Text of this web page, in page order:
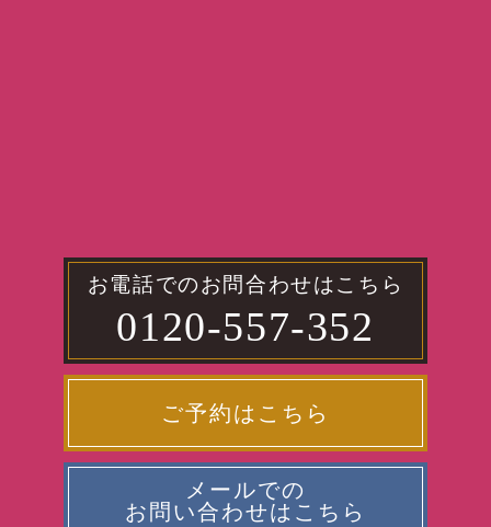
お電話でのお問合わせはこちら
0120-557-352
ご予約はこちら
メールでの
お問い合わせはこちら